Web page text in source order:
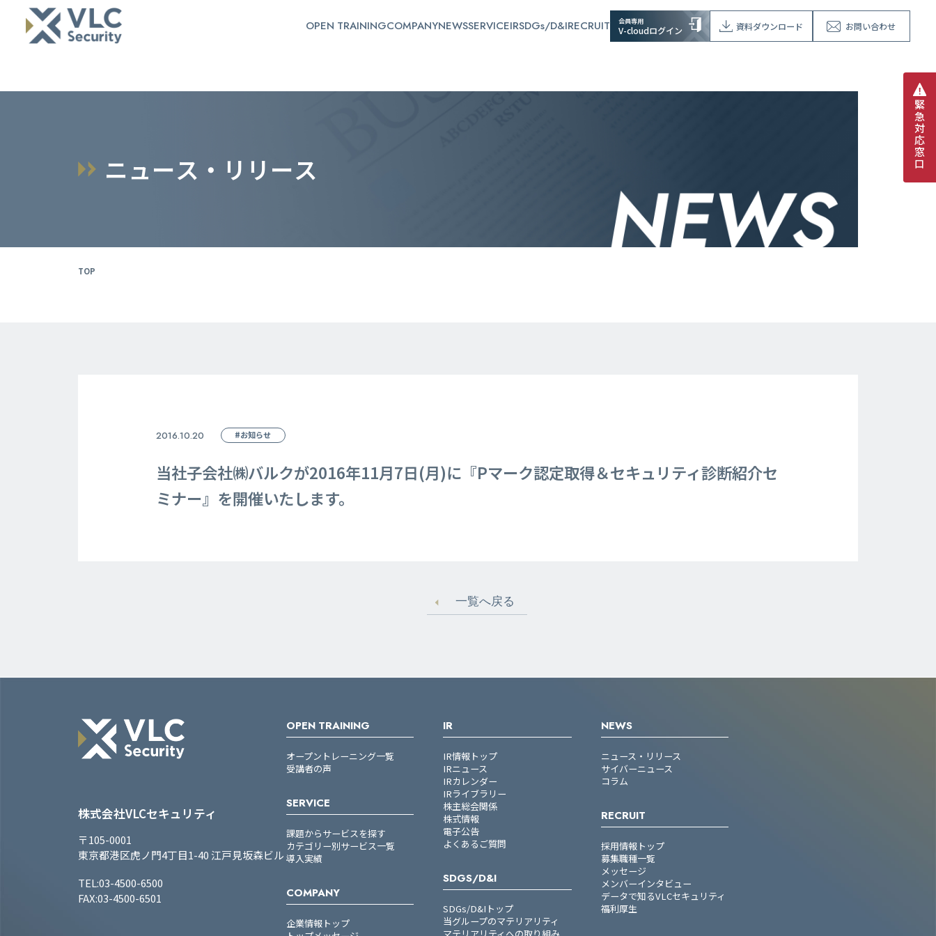
OPEN TRAININGCOMPANYNEWSSERVICEIRSDGs/D&IRECRUIT 会員専用
V-cloudログイン 資料ダウンロード お問い合わせ
緊
急
対
応
窓
口
ニュース ・ リ リ ース
TOP
2016.10.20 #お知らせ
当社子会社㈱バルクが2016年11月7日(月)に『Pマーク認定取得＆セキュリティ診断紹介セ
ミナー』を開催いたします。
一覧へ戻る
株式会社VLCセキュリティ
〒105-0001
東京都港区虎ノ門4丁目1-40 江戸見坂森ビル
TEL:03-4500-6500
FAX:03-4500-6501
OPEN TRAINING
オープントレーニング一覧
受講者の声
SERVICE
課題からサービスを探す
カテゴリー別サービス一覧
導入実績
COMPANY
企業情報トップ
IR
IR情報トップ
IRニュース
IRカレンダー
IRライブラリー
株主総会関係
株式情報
電子公告
よくあるご質問
SDGS/D&I
SDGs/D&Iトップ
当グループのマテリアリティ
NEWS
ニュース・リリース
サイバーニュース
コラム
RECRUIT
採用情報トップ
募集職種一覧
メッセージ
メンバーインタビュー
データで知るVLCセキュリティ
福利厚生